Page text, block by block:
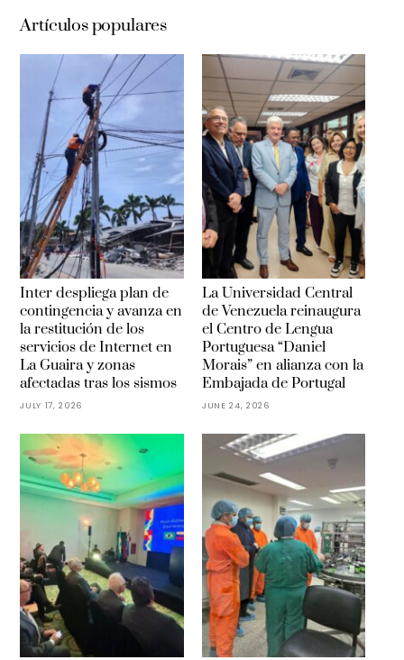
Artículos populares
Inter despliega plan de
contingencia y avanza en
la restitución de los
servicios de Internet en
La Guaira y zonas
afectadas tras los sismos
JULY 17, 2026
La Universidad Central
de Venezuela reinaugura
el Centro de Lengua
Portuguesa “Daniel
Morais” en alianza con la
Embajada de Portugal
JUNE 24, 2026